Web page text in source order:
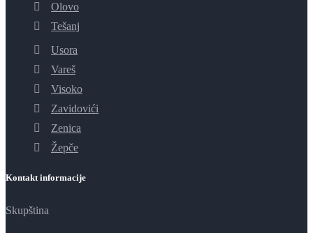
Olovo
Tešanj
Usora
Vareš
Visoko
Zavidovići
Zenica
Žepče
Kontakt informacije
Skupština